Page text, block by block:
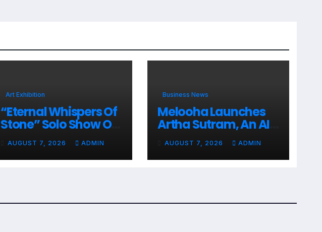
Art Exhibition
“Eternal Whispers Of
Stone” Solo Show Of
Paintings By Uma
Krishnamoorthy In
Nehru Centre Art
AUGUST 7, 2026 ADMIN
Business News
Melooha Launches
Artha Sutram, An AI-
Powered Wealth
Intelligence Report
For Personalized
AUGUST 7, 2026 ADMIN